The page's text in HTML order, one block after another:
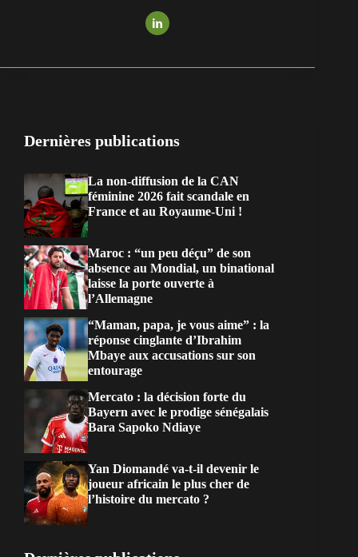
Dernières publications
La non-diffusion de la CAN
féminine 2026 fait scandale en
France et au Royaume-Uni !
Maroc : “un peu déçu” de son
absence au Mondial, un binational
laisse la porte ouverte à
l’Allemagne
“Maman, papa, je vous aime” : la
réponse cinglante d’Ibrahim
Mbaye aux accusations sur son
entourage
Mercato : la décision forte du
Bayern avec le prodige sénégalais
Bara Sapoko Ndiaye
Yan Diomandé va-t-il devenir le
joueur africain le plus cher de
l’histoire du mercato ?